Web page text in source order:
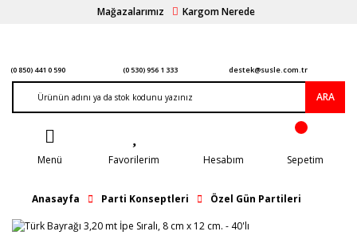
Mağazalarımız Kargom Nerede
(0 850) 441 0 590 (0 530) 956 1 333 destek@susle.com.tr
ARA
Menü Favorilerim Hesabım Sepetim
Anasayfa Parti Konseptleri Özel Gün Partileri